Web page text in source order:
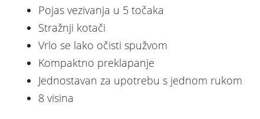
Pojas vezivanja u 5 točaka
Stražnji kotači
Vrlo se lako očisti spužvom
Kompaktno preklapanje
Jednostavan za upotrebu s jednom rukom
8 visina